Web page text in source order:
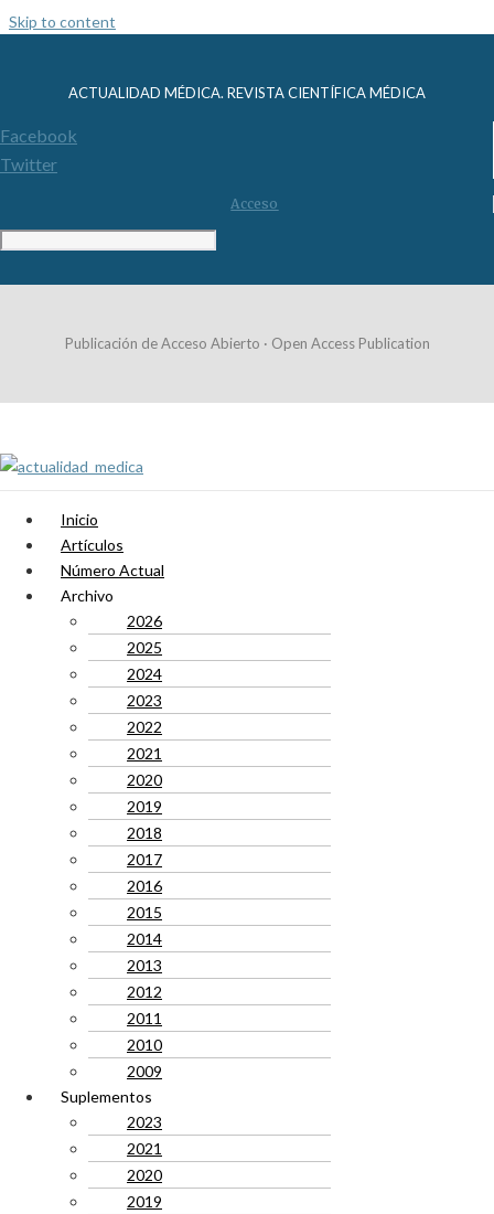
Skip to content
ACTUALIDAD MÉDICA. REVISTA CIENTÍFICA MÉDICA
Facebook
Twitter
Acceso
Publicación de Acceso Abierto · Open Access Publication
Inicio
Artículos
Número Actual
Archivo
2026
2025
2024
2023
2022
2021
2020
2019
2018
2017
2016
2015
2014
2013
2012
2011
2010
2009
Suplementos
2023
2021
2020
2019